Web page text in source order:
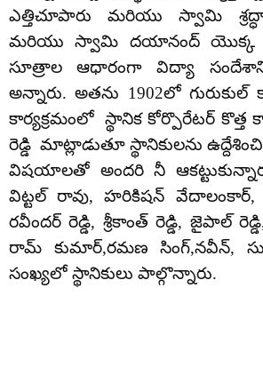
ఎత్తిచూపారు మరియు స్వామి
మరియు స్వామి దయానంద్ యొక్క
సూత్రాల ఆధారంగా విద్యా
అన్నారు. అతను 1902లో గురుకుల్
కార్యక్రమంలో స్థానిక కోర్పొరేటర్ కొత్త
రెడ్డి మాట్లాడుతూ స్థానికులను
విషయాలతో అందరి నీ
విట్టల్ రావు, హరికిషన్ వేదాలంకార్,
రవీందర్ రెడ్డి, శ్రీకాంత్ రెడ్డి, జైపాల్
రామ్ కుమార్,రమణ సింగ్,నవీన్,
సంఖ్యలో స్థానికులు పాల్గొన్నారు.